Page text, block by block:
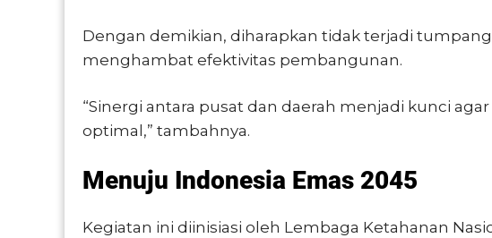
Dengan demikian, diharapkan tidak terjadi
menghambat efektivitas pembangunan.
“Sinergi antara pusat dan daerah menjadi kunci
optimal,” tambahnya.
Menuju Indonesia Emas 2045
Kegiatan ini diinisiasi oleh Lembaga Ketahanan